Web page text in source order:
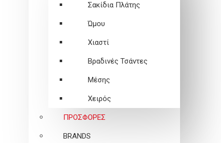
Σακίδια Πλάτης
Ώμου
Χιαστί
Βραδινές Τσάντες
Μέσης
Χειρός
ΠΡΟΣΦΟΡΕΣ
BRANDS